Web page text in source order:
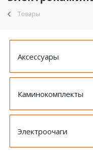
Товары
Аксессуары
Каминокомплекты
Электроочаги